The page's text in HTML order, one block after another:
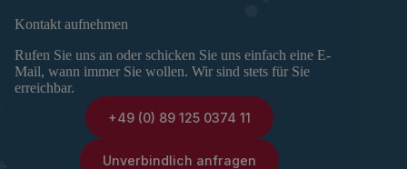
Kontakt aufnehmen
Rufen Sie uns an oder schicken Sie uns einfach eine E-
Mail, wann immer Sie wollen. Wir sind stets für Sie
erreichbar.
+49 (0) 89 125 0374 11
Unverbindlich anfragen